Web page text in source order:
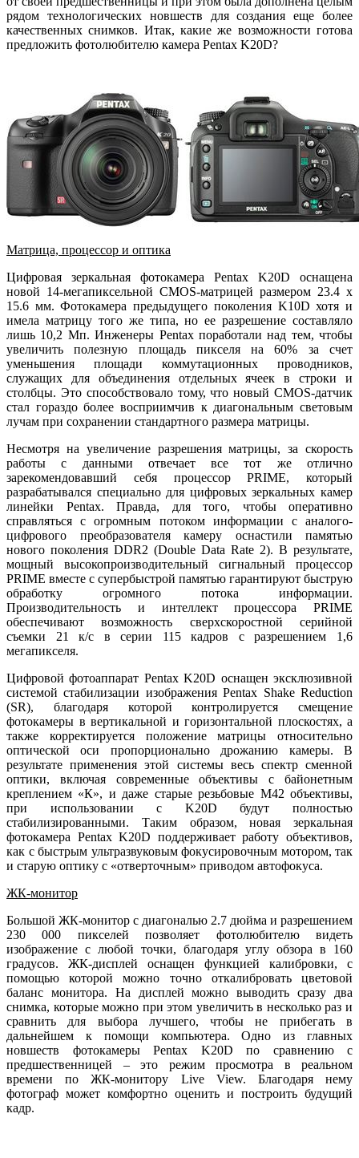
рядом технологических новшеств для создания еще более
качественных снимков. Итак, какие же возможности готова
предложить фотолюбителю камера Pentax K20D?
Матрица, процессор и оптика
Цифровая зеркальная фотокамера Pentax K20D оснащена
новой 14-мегапиксельной CMOS-матрицей размером 23.4 x
15.6 мм. Фотокамера предыдущего поколения K10D хотя и
имела матрицу того же типа, но ее разрешение составляло
лишь 10,2 Мп. Инженеры Pentax поработали над тем, чтобы
увеличить полезную площадь пикселя на 60% за счет
уменьшения площади коммутационных проводников,
служащих для объединения отдельных ячеек в строки и
столбцы. Это способствовало тому, что новый CMOS-датчик
стал гораздо более восприимчив к диагональным световым
лучам при сохранении стандартного размера матрицы.
Несмотря на увеличение разрешения матрицы, за скорость
работы с данными отвечает все тот же отлично
зарекомендовавший себя процессор PRIME, который
разрабатывался специально для цифровых зеркальных камер
линейки Pentax. Правда, для того, чтобы оперативно
справляться с огромным потоком информации с аналого-
цифрового преобразователя камеру оснастили памятью
нового поколения DDR2 (Double Data Rate 2). В результате,
мощный высокопроизводительный сигнальный процессор
PRIME вместе с супербыстрой памятью гарантируют быструю
обработку огромного потока информации.
Производительность и интеллект процессора PRIME
обеспечивают возможность сверхскоростной серийной
съемки 21 к/с в серии 115 кадров с разрешением 1,6
мегапикселя.
Цифровой фотоаппарат Pentax K20D оснащен эксклюзивной
системой стабилизации изображения Pentax Shake Reduction
(SR), благодаря которой контролируется смещение
фотокамеры в вертикальной и горизонтальной плоскостях, а
также корректируется положение матрицы относительно
оптической оси пропорционально дрожанию камеры. В
результате применения этой системы весь спектр сменной
оптики, включая современные объективы с байонетным
креплением «К», и даже старые резьбовые М42 объективы,
при использовании с K20D будут полностью
стабилизированными. Таким образом, новая зеркальная
фотокамера Pentax K20D поддерживает работу объективов,
как с быстрым ультразвуковым фокусировочным мотором, так
и старую оптику с «отверточным» приводом автофокуса.
ЖК-монитор
Большой ЖК-монитор с диагональю 2.7 дюйма и разрешением
230 000 пикселей позволяет фотолюбителю видеть
изображение с любой точки, благодаря углу обзора в 160
градусов. ЖК-дисплей оснащен функцией калибровки, с
помощью которой можно точно откалибровать цветовой
баланс монитора. На дисплей можно выводить сразу два
снимка, которые можно при этом увеличить в несколько раз и
сравнить для выбора лучшего, чтобы не прибегать в
дальнейшем к помощи компьютера. Одно из главных
новшеств фотокамеры Pentax K20D по сравнению с
предшественницей – это режим просмотра в реальном
времени по ЖК-монитору Live View. Благодаря нему
фотограф может комфортно оценить и построить будущий
кадр.